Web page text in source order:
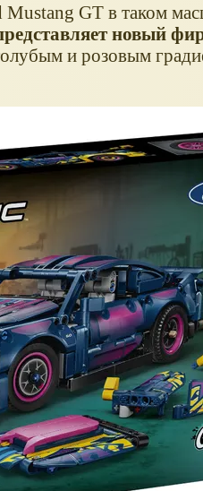
GT в таком
новый
и розовым